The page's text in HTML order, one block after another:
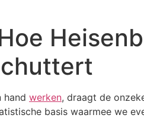
hand werken, draagt de
basis waarmee we